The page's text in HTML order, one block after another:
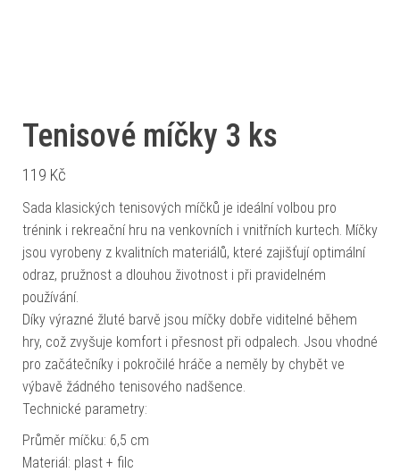
Tenisové míčky 3 ks
119 Kč
Sada klasických tenisových míčků je ideální volbou pro
trénink i rekreační hru na venkovních i vnitřních kurtech. Míčky
jsou vyrobeny z kvalitních materiálů, které zajišťují optimální
odraz, pružnost a dlouhou životnost i při pravidelném
používání.
Díky výrazné žluté barvě jsou míčky dobře viditelné během
hry, což zvyšuje komfort i přesnost při odpalech. Jsou vhodné
pro začátečníky i pokročilé hráče a neměly by chybět ve
výbavě žádného tenisového nadšence.
Technické parametry:
Průměr míčku: 6,5 cm
Materiál: plast + filc